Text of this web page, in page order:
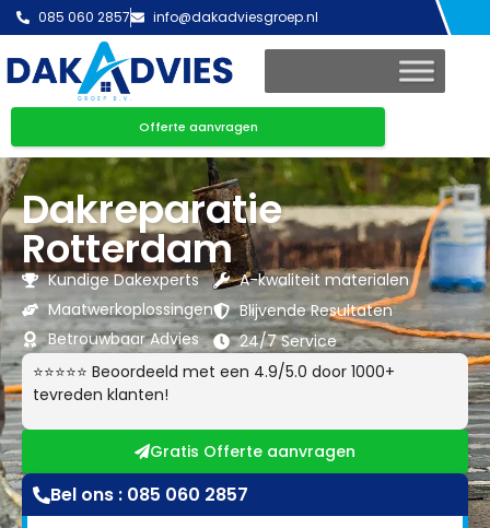
085 060 2857 info@dakadviesgroep.nl
Offerte aanvragen
Dakreparatie
Rotterdam
Kundige Dakexperts
Maatwerkoplossingen
Betrouwbaar Advies
A-kwaliteit materialen
Blijvende Resultaten
24/7 Service
⭐⭐⭐⭐⭐ Beoordeeld met een 4.9/5.0 door 1000+
tevreden klanten!
Gratis Offerte aanvragen
Bel ons : 085 060 2857